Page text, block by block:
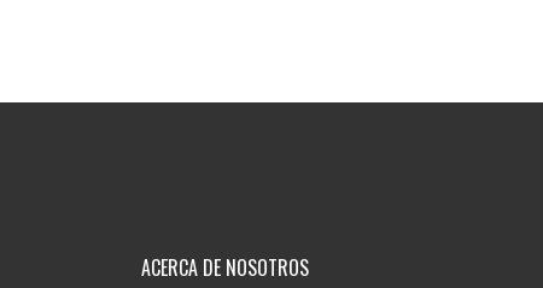
ACERCA DE NOSOTROS